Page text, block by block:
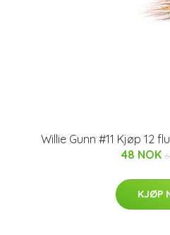
Willie Gunn #11 Kjøp 12
48 NOK
KJØP